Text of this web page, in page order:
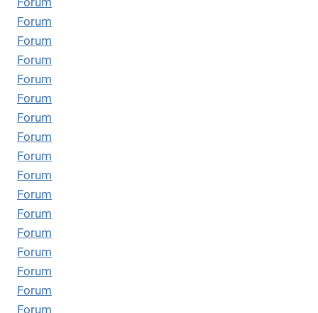
Forum
Forum
Forum
Forum
Forum
Forum
Forum
Forum
Forum
Forum
Forum
Forum
Forum
Forum
Forum
Forum